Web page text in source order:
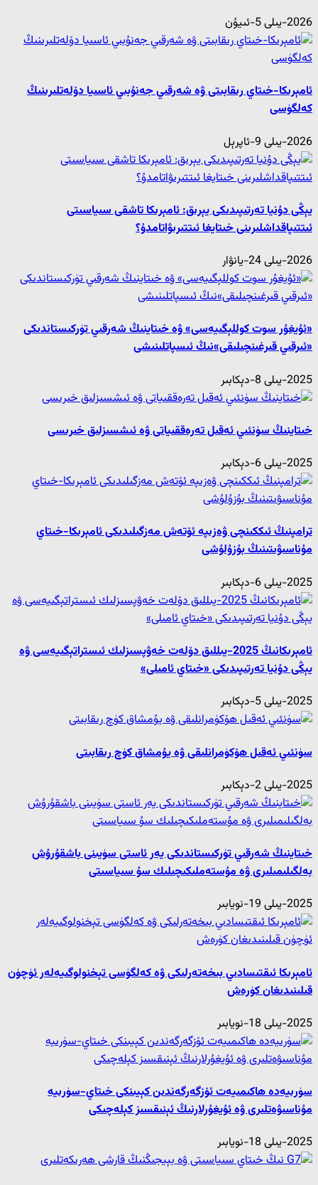
2026-يىلى 5-ئىيۇن
ئامېرىكا-خىتاي رىقابىتى ۋە شەرقىي جەنۇبىي ئاسىيا دۆلەتلىرىنىڭ
كەلگۈسى
2026-يىلى 9-ئاپرېل
يېڭى دۇنيا تەرتىپىدىكى يېرىق: ئامېرىكا تاشقى سىياسىتى
ئىتتىپاقداشلىرىنى خىتايغا ئىتتىرىۋاتامدۇ؟
2026-يىلى 24-يانۋار
«ئۇيغۇر سوت كوللېگىيەسى» ۋە خىتاينىڭ شەرقىي تۈركىستاندىكى
«ئىرقىي قىرغىنچىلىقى»نىڭ ئىسپاتلىنىشى
2025-يىلى 8-دېكابىر
خىتاينىڭ سۈنئىي ئەقىل تەرەققىياتى ۋە ئىشسىزلىق خىرىسى
2025-يىلى 6-دېكابىر
ترامپنىڭ ئىككىنچى ۋەزىپە ئۆتەش مەزگىلىدىكى ئامېرىكا-خىتاي
مۇناسىۋىتىنىڭ بۇزۇلۇشى
2025-يىلى 6-دېكابىر
ئامېرىكانىڭ 2025-يىللىق دۆلەت خەۋپسىزلىك ئىستراتېگىيەسى ۋە
يېڭى دۇنيا تەرتىپىدىكى «خىتاي ئامىلى»
2025-يىلى 5-دېكابىر
سۈنئىي ئەقىل ھۆكۈمرانلىقى ۋە يۇمشاق كۈچ رىقابىتى
2025-يىلى 2-دېكابىر
خىتاينىڭ شەرقىي تۈركىستاندىكى يەر ئاستى سۈيىنى باشقۇرۇش
بەلگىلىمىلىرى ۋە مۇستەملىكىچىلىك سۇ سىياسىتى
2025-يىلى 19-نويابىر
ئامېرىكا ئىقتىسادىي بىخەتەرلىكى ۋە كەلگۈسى تېخنولوگىيەلەر ئۈچۈن
قىلىنىدىغان كۈرەش
2025-يىلى 18-نويابىر
سۈرىيەدە ھاكىمىيەت ئۆزگەرگەندىن كېيىنكى خىتاي-سۈرىيە
مۇناسىۋەتلىرى ۋە ئۇيغۇرلارنىڭ ئېنىقسىز كېلەچىكى
2025-يىلى 18-نويابىر